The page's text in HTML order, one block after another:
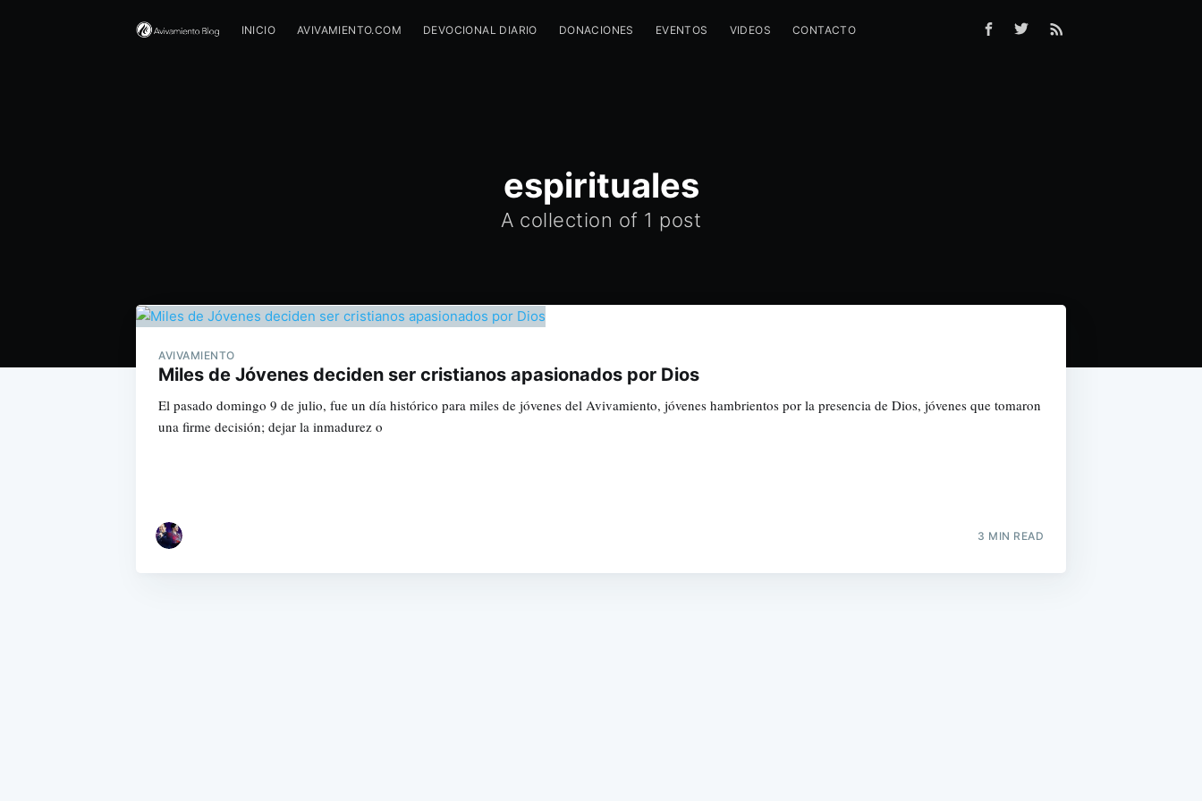
INICIO AVIVAMIENTO.COM DEVOCIONAL DIARIO DONACIONES EVENTOS VIDEOS CONTACTO
espirituales
A collection of 1 post
AVIVAMIENTO
Miles de Jóvenes deciden ser cristianos apasionados por Dios
El pasado domingo 9 de julio, fue un día histórico para miles de jóvenes del Avivamiento, jóvenes hambrientos por la presencia de Dios, jóvenes que tomaron
una firme decisión; dejar la inmadurez o
3 MIN READ